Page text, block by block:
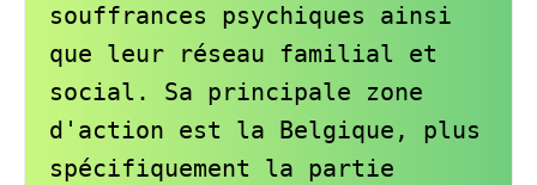
souffrances psychiques ainsi
que leur réseau familial et
social. Sa principale zone
d'action est la Belgique, plus
spécifiquement la partie